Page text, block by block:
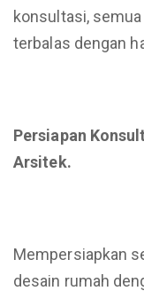
konsultasi,
terbalas dengan
Persiapan
Arsitek.
Mempersiapkan
desain rumah